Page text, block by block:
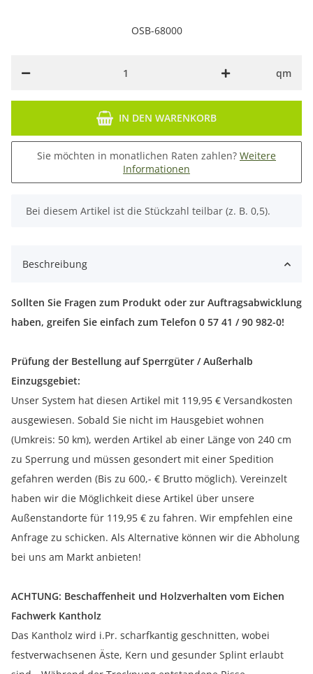
OSB-68000
qm
IN DEN WARENKORB
Sie möchten in monatlichen Raten zahlen? Weitere
Informationen
x
Bei diesem Artikel ist die Stückzahl teilbar (z. B. 0,5).
Beschreibung
Sollten Sie Fragen zum Produkt oder zur Auftragsabwicklung
haben, greifen Sie einfach zum Telefon 0 57 41 / 90 982-0!
Prüfung der Bestellung auf Sperrgüter / Außerhalb
Einzugsgebiet:
Unser System hat diesen Artikel mit 119,95 € Versandkosten
ausgewiesen. Sobald Sie nicht im Hausgebiet wohnen
(Umkreis: 50 km), werden Artikel ab einer Länge von 240 cm
zu Sperrung und müssen gesondert mit einer Spedition
gefahren werden (Bis zu 600,- € Brutto möglich). Vereinzelt
haben wir die Möglichkeit diese Artikel über unsere
Außenstandorte für 119,95 € zu fahren. Wir empfehlen eine
Anfrage zu schicken. Als Alternative können wir die Abholung
bei uns am Markt anbieten!
ACHTUNG: Beschaffenheit und Holzverhalten vom Eichen
Fachwerk Kantholz
Das Kantholz wird i.Pr. scharfkantig geschnitten, wobei
festverwachsenen Äste, Kern und gesunder Splint erlaubt